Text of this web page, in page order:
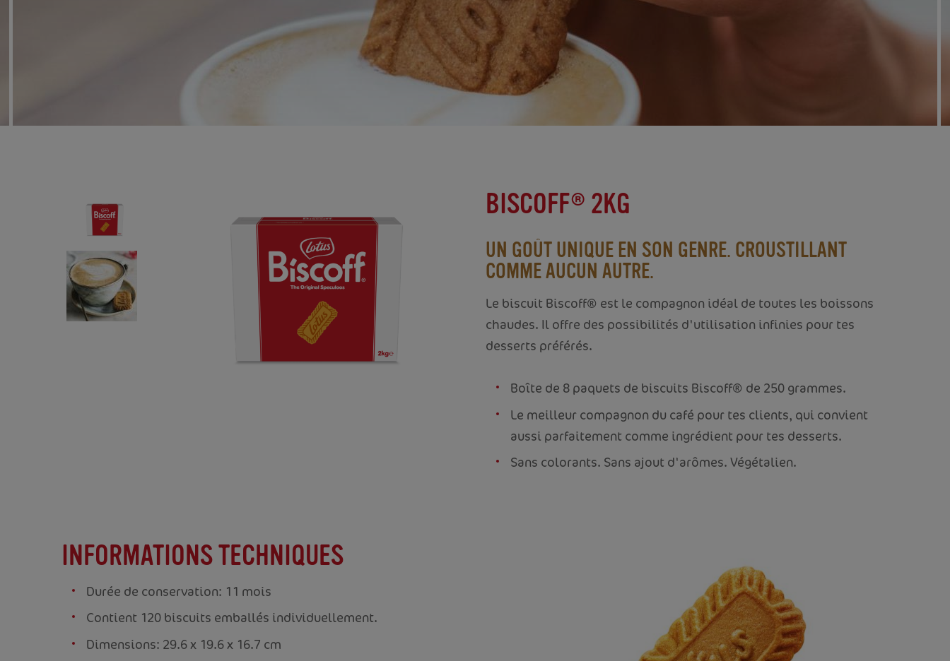
BISCOFF® 2KG
UN GOÛT UNIQUE EN SON GENRE. CROUSTILLANT
COMME AUCUN AUTRE.
Le biscuit Biscoff® est le compagnon idéal de toutes les boissons
chaudes. Il offre des possibilités d'utilisation infinies pour tes
desserts préférés.
Boîte de 8 paquets de biscuits Biscoff® de 250 grammes.
Le meilleur compagnon du café pour tes clients, qui convient
aussi parfaitement comme ingrédient pour tes desserts.
Sans colorants. Sans ajout d'arômes. Végétalien.
INFORMATIONS TECHNIQUES
Durée de conservation: 11 mois
Contient 120 biscuits emballés individuellement.
Dimensions: 29.6 x 19.6 x 16.7 cm